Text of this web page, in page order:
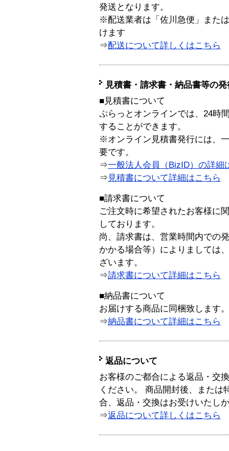
発送となります。
※配送業者は「佐川急便」また
けます
⇒配送について詳しくはこちら
見積書・請求書・納品書等の
■見積書について
ぷらっとオンラインでは、24時
することができます。
※オンライン見積書発行には、
要です。
⇒一般法人会員（BizID）の詳細
⇒ 見積書について詳細はこちら
■請求書について
ご注文時に希望されたお客様に
しております。
尚、請求書は、営業時間内での
かかる場合等）によりましては
ざいます。
⇒請求書について詳細はこちら
■納品書について
お届けする商品に同梱致します。
⇒納品書について詳細はこちら
返品について
お客様のご都合による返品・交
ください。 商品開封後、または
合、返品・交換はお受けいたし
⇒返品について詳しくはこちら